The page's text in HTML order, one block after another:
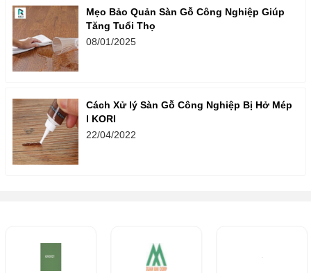
Mẹo Bảo Quản Sàn Gỗ Công Nghiệp Giúp
Tăng Tuổi Thọ
08/01/2025
Cách Xử lý Sàn Gỗ Công Nghiệp Bị Hở Mép
l KORI
22/04/2022